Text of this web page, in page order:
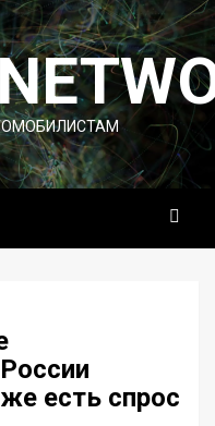
есть спрос